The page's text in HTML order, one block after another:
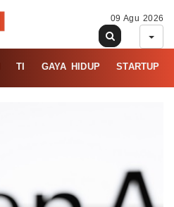
09 Agu 2026
TI GAYA HIDUP STARTUP